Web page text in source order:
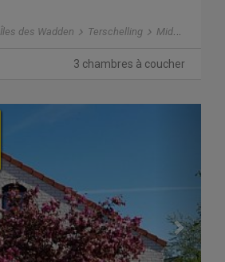
Îles des Wadden Terschelling Midsland Noord
3 chambres à coucher